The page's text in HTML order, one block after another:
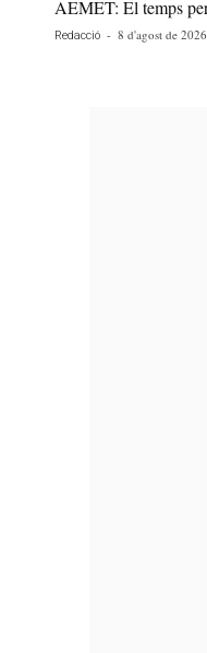
AEMET: El temps
Redacció - 8 d'agost de 2026